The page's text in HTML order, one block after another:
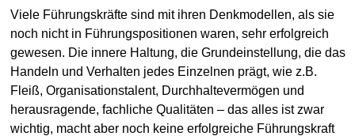
Viele Führungskräfte sind mit ihren Denkmodellen, als sie
noch nicht in Führungspositionen waren, sehr erfolgreich
gewesen. Die innere Haltung, die Grundeinstellung, die das
Handeln und Verhalten jedes Einzelnen prägt, wie z.B.
Fleiß, Organisationstalent, Durchhaltevermögen und
herausragende, fachliche Qualitäten – das alles ist zwar
wichtig, macht aber noch keine erfolgreiche Führungskraft